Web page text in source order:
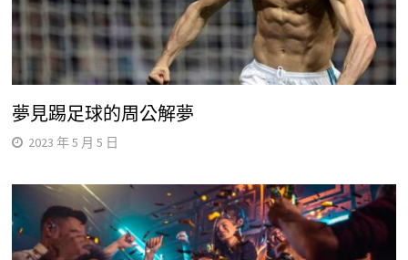
夢見踢足球的周公解夢
2023 年 5 月 5 日